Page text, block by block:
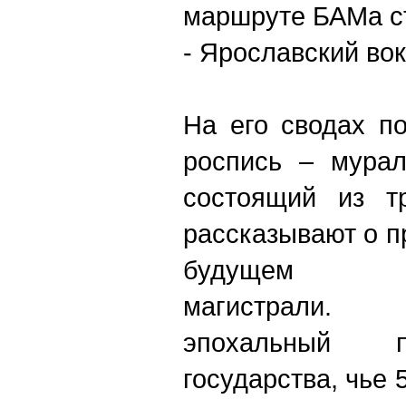
маршруте БАМа
- Ярославский
На его сводах
роспись –
состоящий из
рассказывают о
будущем
эпохальный
государства,